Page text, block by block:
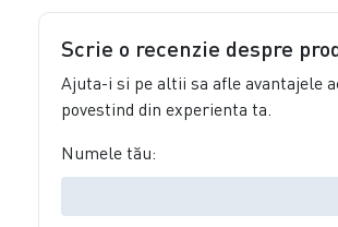
Scrie o recenzie despre
Ajuta-i si pe altii sa afle avantajele
povestind din experienta ta.
Numele tău: